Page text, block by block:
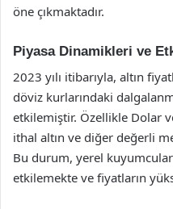
öne çıkmaktadır.
Piyasa Dinamikleri ve
2023 yılı itibarıyla, altın
döviz kurlarındaki
etkilemiştir. Özellikle Dolar
ithal altın ve diğer değerli
Bu durum, yerel
etkilemekte ve fiyatların